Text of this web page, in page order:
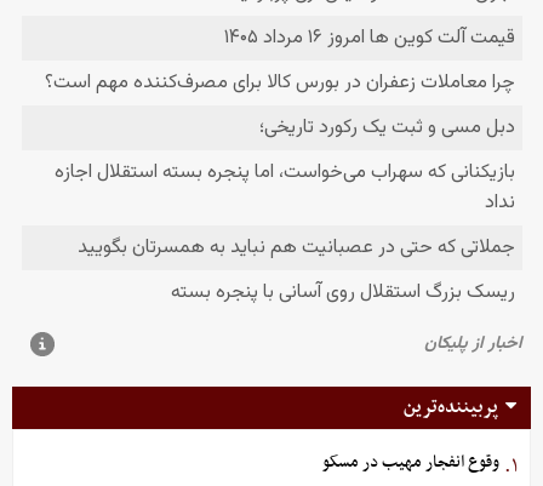
پربیننده‌ترین
۱. وقوع انفجار مهیب در مسکو